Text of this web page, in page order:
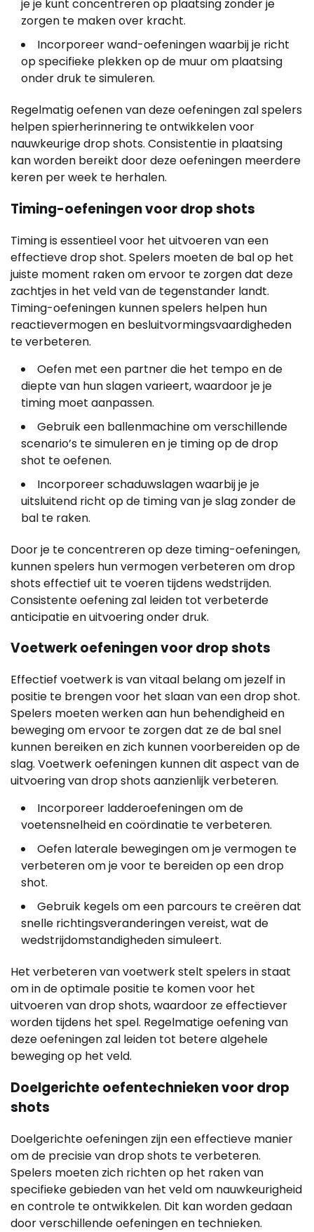
je je kunt concentreren op plaatsing zonder je
zorgen te maken over kracht.
Incorporeer wand-oefeningen waarbij je richt
op specifieke plekken op de muur om plaatsing
onder druk te simuleren.
Regelmatig oefenen van deze oefeningen zal spelers
helpen spierherinnering te ontwikkelen voor
nauwkeurige drop shots. Consistentie in plaatsing
kan worden bereikt door deze oefeningen meerdere
keren per week te herhalen.
Timing-oefeningen voor drop shots
Timing is essentieel voor het uitvoeren van een
effectieve drop shot. Spelers moeten de bal op het
juiste moment raken om ervoor te zorgen dat deze
zachtjes in het veld van de tegenstander landt.
Timing-oefeningen kunnen spelers helpen hun
reactievermogen en besluitvormingsvaardigheden
te verbeteren.
Oefen met een partner die het tempo en de
diepte van hun slagen varieert, waardoor je je
timing moet aanpassen.
Gebruik een ballenmachine om verschillende
scenario’s te simuleren en je timing op de drop
shot te oefenen.
Incorporeer schaduwslagen waarbij je je
uitsluitend richt op de timing van je slag zonder de
bal te raken.
Door je te concentreren op deze timing-oefeningen,
kunnen spelers hun vermogen verbeteren om drop
shots effectief uit te voeren tijdens wedstrijden.
Consistente oefening zal leiden tot verbeterde
anticipatie en uitvoering onder druk.
Voetwerk oefeningen voor drop shots
Effectief voetwerk is van vitaal belang om jezelf in
positie te brengen voor het slaan van een drop shot.
Spelers moeten werken aan hun behendigheid en
beweging om ervoor te zorgen dat ze de bal snel
kunnen bereiken en zich kunnen voorbereiden op de
slag. Voetwerk oefeningen kunnen dit aspect van de
uitvoering van drop shots aanzienlijk verbeteren.
Incorporeer ladderoefeningen om de
voetensnelheid en coördinatie te verbeteren.
Oefen laterale bewegingen om je vermogen te
verbeteren om je voor te bereiden op een drop
shot.
Gebruik kegels om een parcours te creëren dat
snelle richtingsveranderingen vereist, wat de
wedstrijdomstandigheden simuleert.
Het verbeteren van voetwerk stelt spelers in staat
om in de optimale positie te komen voor het
uitvoeren van drop shots, waardoor ze effectiever
worden tijdens het spel. Regelmatige oefening van
deze oefeningen zal leiden tot betere algehele
beweging op het veld.
Doelgerichte oefentechnieken voor drop
shots
Doelgerichte oefeningen zijn een effectieve manier
om de precisie van drop shots te verbeteren.
Spelers moeten zich richten op het raken van
specifieke gebieden van het veld om nauwkeurigheid
en controle te ontwikkelen. Dit kan worden gedaan
door verschillende oefeningen en technieken.